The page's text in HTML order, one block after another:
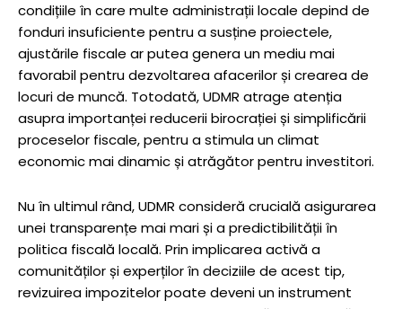
condițiile în care multe administrații locale depind de
fonduri insuficiente pentru a susține proiectele,
ajustările fiscale ar putea genera un mediu mai
favorabil pentru dezvoltarea afacerilor și crearea de
locuri de muncă. Totodată, UDMR atrage atenția
asupra importanței reducerii birocrației și simplificării
proceselor fiscale, pentru a stimula un climat
economic mai dinamic și atrăgător pentru investitori.
Nu în ultimul rând, UDMR consideră crucială asigurarea
unei transparențe mai mari și a predictibilității în
politica fiscală locală. Prin implicarea activă a
comunităților și experților în deciziile de acest tip,
revizuirea impozitelor poate deveni un instrument